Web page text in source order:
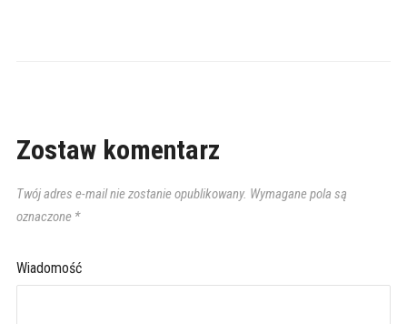
Zostaw komentarz
Twój adres e-mail nie zostanie opublikowany. Wymagane pola są
oznaczone *
Wiadomość